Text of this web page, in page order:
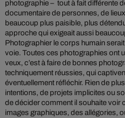
photographie – tout à fait différente
documentaire de personnes, de
beaucoup plus paisible, plus
approche qui exigeait aussi
Photographier le corps humain
voie. Toutes ces photographies ont
veux, c’est à faire de bonnes
techniquement réussies, qui
éventuellement réfléchir. Rien de
intentions, de projets implicites ou
de décider comment il souhaite voir
images graphiques, des allégories,